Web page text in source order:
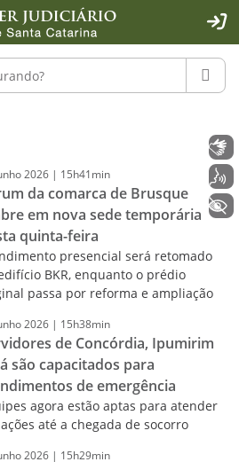
- Rybená
- Poder
2026 | 15h41min
da comarca de Brusque
em nova sede temporária
quinta-feira
presencial será retomado
BKR, enquanto o prédio
passa por reforma e ampliação
2026 | 15h38min
de Concórdia, Ipumirim
são capacitados para
de emergência
agora estão aptas para atender
até a chegada de socorro
2026 | 15h29min
+ Acessibilidade